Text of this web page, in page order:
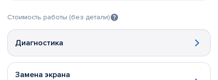
Стоимость работы (без детали)
Диагностика
Замена экрана